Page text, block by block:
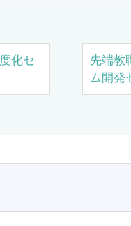
化セ
先端教
ム開発